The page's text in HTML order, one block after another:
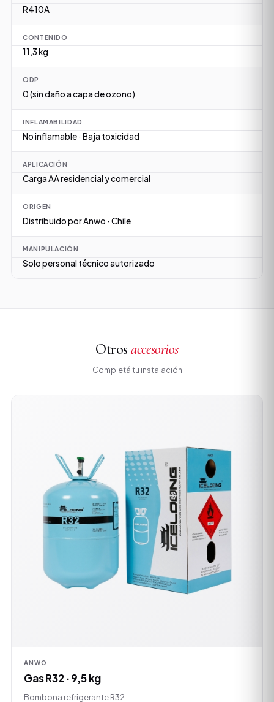
R410A
CONTENIDO
11,3 kg
ODP
0 (sin daño a capa de ozono)
INFLAMABILIDAD
No inflamable · Baja toxicidad
APLICACIÓN
Carga AA residencial y comercial
ORIGEN
Distribuido por Anwo · Chile
MANIPULACIÓN
Solo personal técnico autorizado
Otrosaccesorios
Completá tu instalación
ANWO
Gas R32 · 9,5 kg
Bombona refrigerante R32